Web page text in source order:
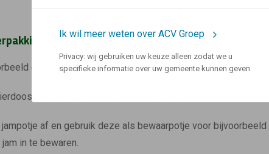
mee
een boodschappentas of vouwkrat dat scheelt een
opnieuw door losse eieren te kopen.
af en gebruik deze als bewaarpotje voor
in te bewaren.
Ik wil meer weten over ACV Groep
Privacy: wij gebruiken uw keuze alleen zodat we u
specifieke informatie over uw gemeente kunnen geven